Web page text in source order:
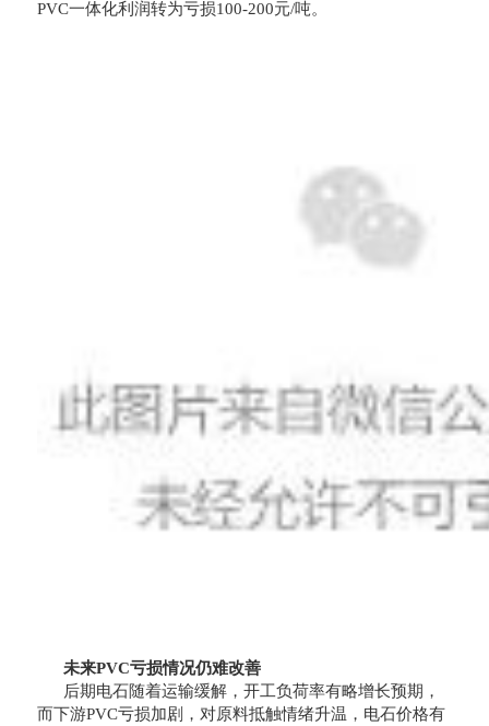
PVC一体化利润转为亏损100-200元/吨。
未来PVC亏损情况仍难改善
后期电石随着运输缓解，开工负荷率有略增长预期，
而下游PVC亏损加剧，对原料抵触情绪升温，电石价格有